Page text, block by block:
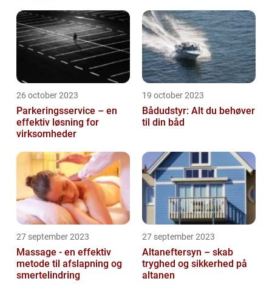
26 october 2023
Parkeringsservice – en
effektiv løsning for
virksomheder
19 october 2023
Bådudstyr: Alt du behøver
til din båd
27 september 2023
Massage - en effektiv
metode til afslapning og
smertelindring
27 september 2023
Altaneftersyn – skab
tryghed og sikkerhed på
altanen